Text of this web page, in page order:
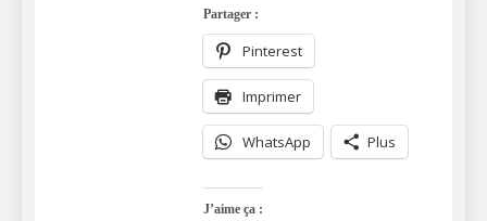
Partager :
Pinterest
Imprimer
WhatsApp Plus
J’aime ça :